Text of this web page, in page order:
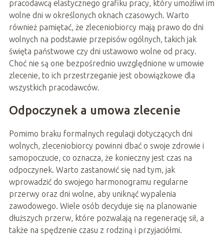
pracodawcą elastycznego grafiku pracy, który umożliwi im
wolne dni w określonych oknach czasowych. Warto
również pamiętać, że zleceniobiorcy mają prawo do dni
wolnych na podstawie przepisów ogólnych, takich jak
święta państwowe czy dni ustawowo wolne od pracy.
Choć nie są one bezpośrednio uwzględnione w umowie
zlecenie, to ich przestrzeganie jest obowiązkowe dla
wszystkich pracodawców.
Odpoczynek a umowa zlecenie
Pomimo braku formalnych regulacji dotyczących dni
wolnych, zleceniobiorcy powinni dbać o swoje zdrowie i
samopoczucie, co oznacza, że konieczny jest czas na
odpoczynek. Warto zastanowić się nad tym, jak
wprowadzić do swojego harmonogramu regularne
przerwy oraz dni wolne, aby uniknąć wypalenia
zawodowego. Wiele osób decyduje się na planowanie
dłuższych przerw, które pozwalają na regenerację sił, a
także na spędzenie czasu z rodziną i przyjaciółmi.